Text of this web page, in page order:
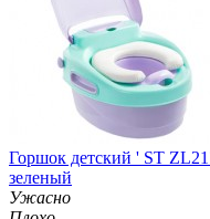
Горшок детский ' ST
зеленый
Ужасно